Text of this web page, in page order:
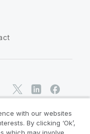
with our websites
By clicking ‘Ok’,